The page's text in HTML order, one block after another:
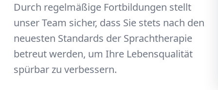
Durch regelmäßige Fortbildungen stellt
unser Team sicher, dass Sie stets nach den
neuesten Standards der Sprachtherapie
betreut werden, um Ihre Lebensqualität
spürbar zu verbessern.